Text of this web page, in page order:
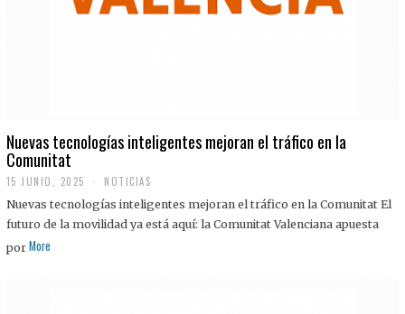
Nuevas tecnologías inteligentes mejoran el tráfico en la
Comunitat
15 JUNIO, 2025 NOTICIAS
Nuevas tecnologías inteligentes mejoran el tráfico en la Comunitat El
futuro de la movilidad ya está aquí: la Comunitat Valenciana apuesta
por More